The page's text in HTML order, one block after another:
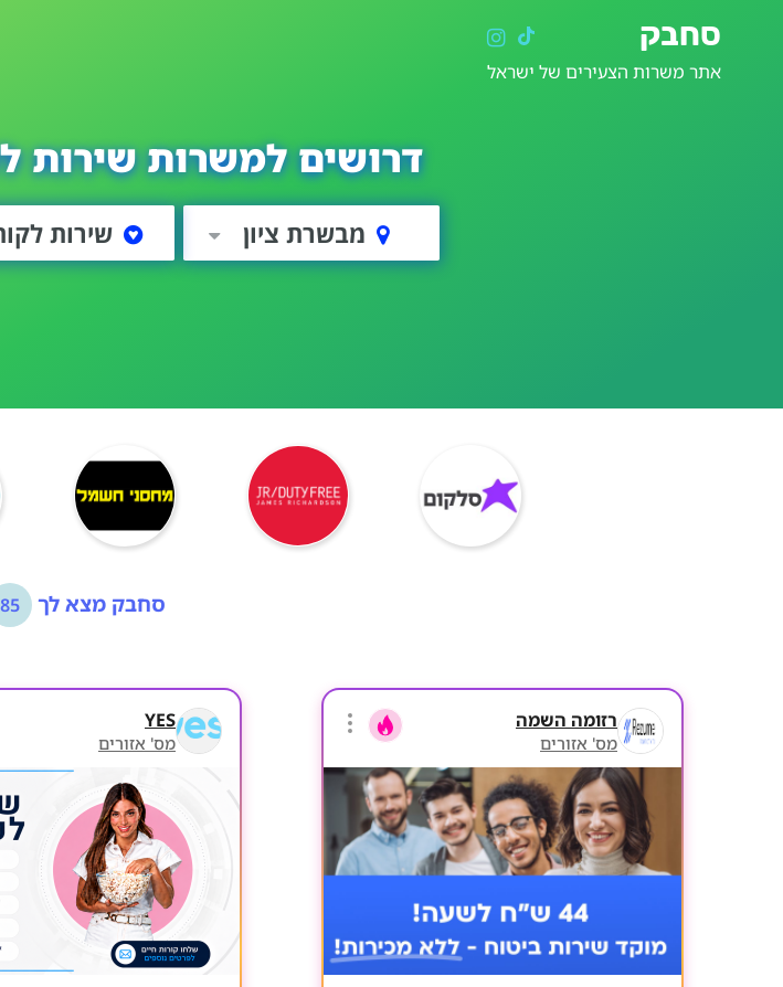
סחבק
אתר משרות הצעירים של ישראל
דרושים למשרות שירות
מבשרת ציון שירות
סחבק מצא לך 85
רזומה השמה
מס' אזורים
YES
מס' אזורים